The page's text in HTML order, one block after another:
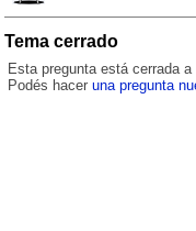
Tema cerrado
Esta pregunta está cerrada
Podés hacer una pregunta